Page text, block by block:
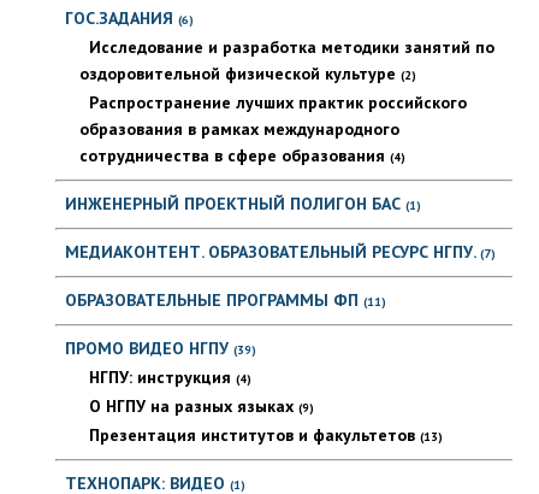
ГОС.ЗАДАНИЯ (6)
Исследование и разработка методики занятий по
оздоровительной физической культуре (2)
Распространение лучших практик российского
образования в рамках международного
сотрудничества в сфере образования (4)
ИНЖЕНЕРНЫЙ ПРОЕКТНЫЙ ПОЛИГОН БАС (1)
МЕДИАКОНТЕНТ. ОБРАЗОВАТЕЛЬНЫЙ РЕСУРС НГПУ. (7)
ОБРАЗОВАТЕЛЬНЫЕ ПРОГРАММЫ ФП (11)
ПРОМО ВИДЕО НГПУ (39)
НГПУ: инструкция (4)
О НГПУ на разных языках (9)
Презентация институтов и факультетов (13)
ТЕХНОПАРК: ВИДЕО (1)